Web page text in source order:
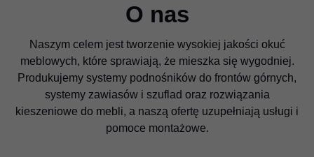
O nas
Naszym celem jest tworzenie wysokiej jakości okuć
meblowych, które sprawiają, że mieszka się wygodniej.
Produkujemy systemy podnośników do frontów górnych,
systemy zawiasów i szuflad oraz rozwiązania
kieszeniowe do mebli, a naszą ofertę uzupełniają usługi i
pomoce montażowe.